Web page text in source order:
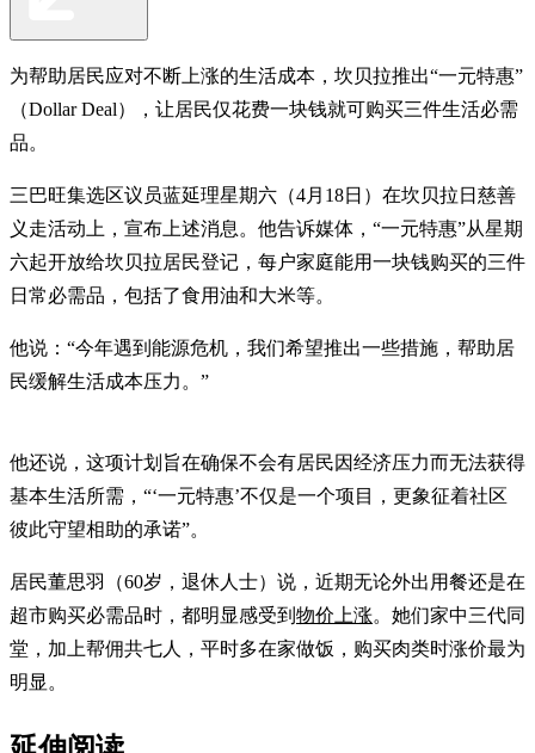
为帮助居民应对不断上涨的生活成本，坎贝拉推出“一元特惠”
（Dollar Deal），让居民仅花费一块钱就可购买三件生活必需
品。
三巴旺集选区议员蓝延理星期六（4月18日）在坎贝拉日慈善
义走活动上，宣布上述消息。他告诉媒体，“一元特惠”从星期
六起开放给坎贝拉居民登记，每户家庭能用一块钱购买的三件
日常必需品，包括了食用油和大米等。
他说：“今年遇到能源危机，我们希望推出一些措施，帮助居
民缓解生活成本压力。”
他还说，这项计划旨在确保不会有居民因经济压力而无法获得
基本生活所需，“‘一元特惠’不仅是一个项目，更象征着社区
彼此守望相助的承诺”。
居民董思羽（60岁，退休人士）说，近期无论外出用餐还是在
超市购买必需品时，都明显感受到 物价上涨。她们家中三代同
堂，加上帮佣共七人，平时多在家做饭，购买肉类时涨价最为
明显。